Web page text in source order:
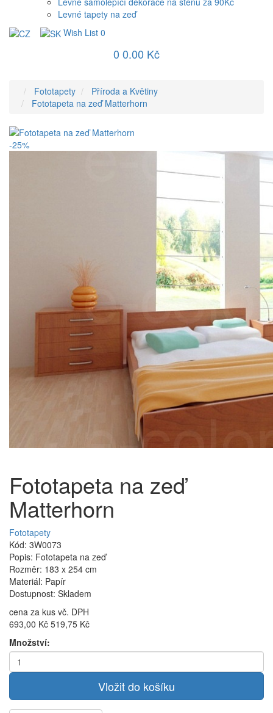
Levné tapety na zeď
Wish List 0
0 0.00 Kč
Fototapety
Příroda a Květiny
Fototapeta na zeď Matterhorn
-25%
Fototapeta na zeď
Matterhorn
Fototapety
Kód: 3W0073
Popis: Fototapeta na zeď
Rozměr: 183 x 254 cm
Materiál: Papír
Dostupnost: Skladem
cena za kus vč. DPH
693,00 Kč 519,75 Kč
Množství: